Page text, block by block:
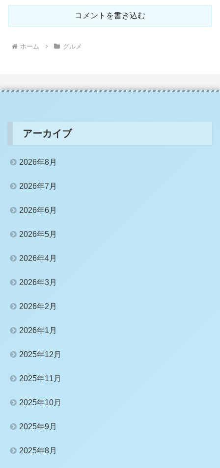
コメントを書き込む
ホーム グルメ
アーカイブ
2026年8月
2026年7月
2026年6月
2026年5月
2026年4月
2026年3月
2026年2月
2026年1月
2025年12月
2025年11月
2025年10月
2025年9月
2025年8月